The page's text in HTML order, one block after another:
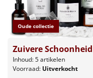
Tas
Wake up light
Borrelplank
Oude collectie
Zuivere Schoonheid
Inhoud: 5 artikelen
Voorraad: Uitverkocht